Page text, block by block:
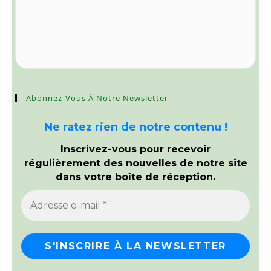
Abonnez-Vous À Notre Newsletter
Ne ratez rien de notre contenu !
Inscrivez-vous pour recevoir
régulièrement des nouvelles de notre site
dans votre boîte de réception.